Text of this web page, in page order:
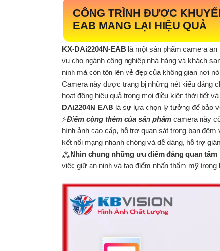
CÔNG TRÌNH ĐƯỢC
EAB MANG LẠI HIỆU QUẢ
KX-DAi2204N-EAB là một sản phẩm camera
vụ cho ngành công nghiệp nhà hàng và khách
ninh mà còn tôn lên vẻ đẹp của không gian nơi
Camera này được trang bị những nét kiểu dáng
hoạt động hiệu quả trong mọi điều kiện thời tiết
DAi2204N-EAB là sự lựa chọn lý tưởng để bảo
️⚡Điểm cộng thêm của sản phẩm camera này
hình ảnh cao cấp, hỗ trợ quan sát trong ban
kết nối mạng nhanh chóng và dễ dàng, hỗ trợ
⁂Nhìn chung những ưu điểm đáng quan tâm
việc giữ an ninh và tạo điểm nhấn thẩm mỹ